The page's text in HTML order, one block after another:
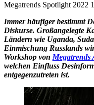
Megatrends Spotlight 2022
Immer häufiger bestimmt
Diskurse. Großangelegte
Ländern wie Uganda,
Einmischung Russlands
Workshop von Megatrends
welchen Einfluss
entgegenzutreten ist.